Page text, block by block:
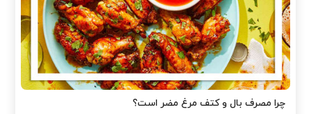
چرا مصرف بال و کتف مرغ مضر است؟